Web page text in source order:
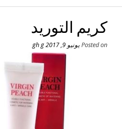
كريم التوريد
Posted onيونيو 9, 2017 gh g